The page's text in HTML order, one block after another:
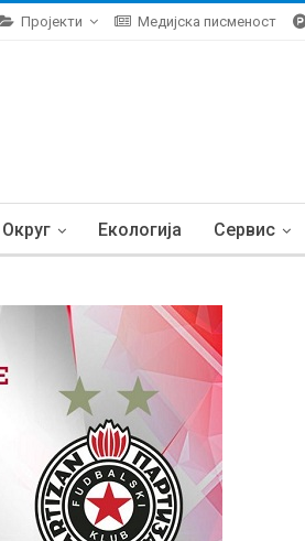
Пројекти Медијска писменост
Округ Екологија Сервис